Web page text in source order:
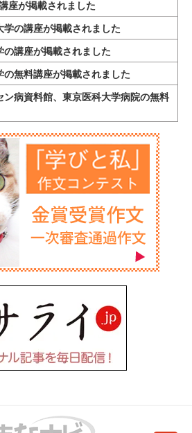
が掲載されました
の講座が掲載されました
講座が掲載されました
無料講座が掲載されました
病資料館、東京医科大学病院の無料